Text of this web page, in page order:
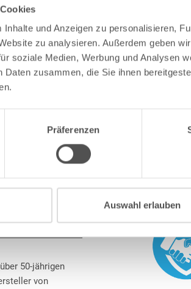
und Anzeigen zu personalisieren,
zu analysieren. Außerdem geben
soziale Medien, Werbung und Analysen
Daten zusammen, die Sie ihnen
Präferenzen
Auswahl erlauben
50-jährigen
von